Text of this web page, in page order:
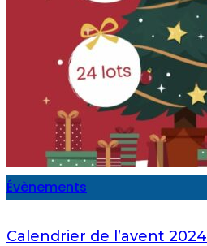
Évènements
Calendrier de l’avent 2024